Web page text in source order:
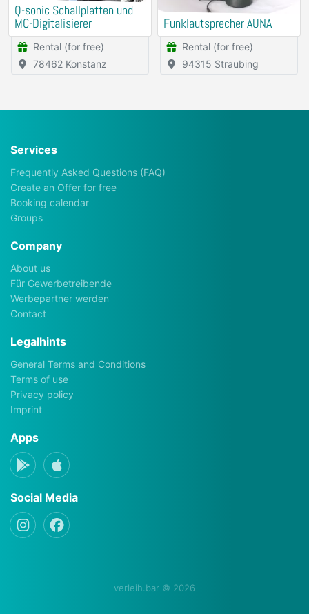
Q-sonic Schallplatten und
MC-Digitalisierer
Rental (for free)
78462 Konstanz
Funklautsprecher AUNA
Rental (for free)
94315 Straubing
Services
Frequently Asked Questions (FAQ)
Create an Offer for free
Booking calendar
Groups
Company
About us
Für Gewerbetreibende
Werbepartner werden
Contact
Legalhints
General Terms and Conditions
Terms of use
Privacy policy
Imprint
Apps
Social Media
verleih.bar © 2026